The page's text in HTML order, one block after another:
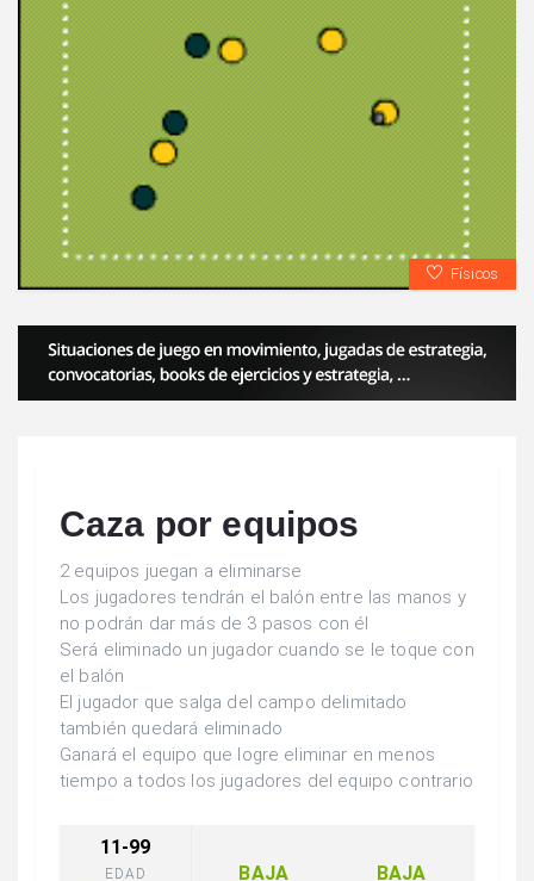
Físicos
Caza por equipos
2 equipos juegan a eliminarse
Los jugadores tendrán el balón entre las manos y
no podrán dar más de 3 pasos con él
Será eliminado un jugador cuando se le toque con
el balón
El jugador que salga del campo delimitado
también quedará eliminado
Ganará el equipo que logre eliminar en menos
tiempo a todos los jugadores del equipo contrario
11-99
EDAD
BAJA BAJA